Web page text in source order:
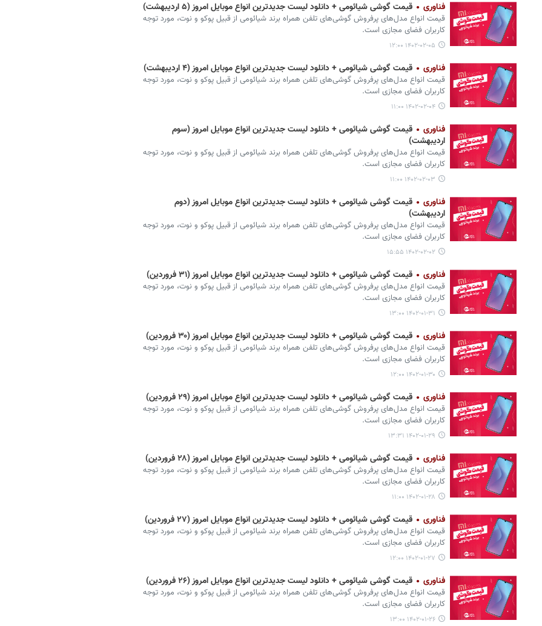
فناوری قیمت گوشی‌ شیائومی + دانلود لیست جدیدترین انواع موبایل امروز (۵ اردیبهشت)
قیمت انواع مدل‌های پرفروش گوشی‌های تلفن همراه برند شیائومی از قبیل پوکو و نوت، مورد توجه
کاربران فضای مجازی است.
۱۴۰۲-۰۲-۰۵ ۱۲:۰۰
فناوری قیمت گوشی‌ شیائومی + دانلود لیست جدیدترین انواع موبایل امروز (۴ اردیبهشت)
قیمت انواع مدل‌های پرفروش گوشی‌های تلفن همراه برند شیائومی از قبیل پوکو و نوت، مورد توجه
کاربران فضای مجازی است.
۱۴۰۲-۰۲-۰۴ ۱۱:۰۰
فناوری
قیمت گوشی‌ شیائومی + دانلود لیست جدیدترین انواع موبایل امروز (سوم
اردیبهشت)
قیمت انواع مدل‌های پرفروش گوشی‌های تلفن همراه برند شیائومی از قبیل پوکو و نوت، مورد توجه
کاربران فضای مجازی است.
۱۴۰۲-۰۲-۰۳ ۱۱:۰۰
فناوری
قیمت گوشی‌ شیائومی + دانلود لیست جدیدترین انواع موبایل امروز (دوم
اردیبهشت)
قیمت انواع مدل‌های پرفروش گوشی‌های تلفن همراه برند شیائومی از قبیل پوکو و نوت، مورد توجه
کاربران فضای مجازی است.
۱۴۰۲-۰۲-۰۲ ۱۵:۵۵
فناوری قیمت گوشی‌ شیائومی + دانلود لیست جدیدترین انواع موبایل امروز (۳۱ فروردین)
قیمت انواع مدل‌های پرفروش گوشی‌های تلفن همراه برند شیائومی از قبیل پوکو و نوت، مورد توجه
کاربران فضای مجازی است.
۱۴۰۲-۰۱-۳۱ ۱۳:۰۰
فناوری قیمت گوشی‌ شیائومی + دانلود لیست جدیدترین انواع موبایل امروز (۳۰ فروردین)
قیمت انواع مدل‌های پرفروش گوشی‌های تلفن همراه برند شیائومی از قبیل پوکو و نوت، مورد توجه
کاربران فضای مجازی است.
۱۴۰۲-۰۱-۳۰ ۱۲:۰۰
فناوری قیمت گوشی‌ شیائومی + دانلود لیست جدیدترین انواع موبایل امروز (۲۹ فروردین)
قیمت انواع مدل‌های پرفروش گوشی‌های تلفن همراه برند شیائومی از قبیل پوکو و نوت، مورد توجه
کاربران فضای مجازی است.
۱۴۰۲-۰۱-۲۹ ۱۳:۳۱
فناوری قیمت گوشی‌ شیائومی + دانلود لیست جدیدترین انواع موبایل امروز (۲۸ فروردین)
قیمت انواع مدل‌های پرفروش گوشی‌های تلفن همراه برند شیائومی از قبیل پوکو و نوت، مورد توجه
کاربران فضای مجازی است.
۱۴۰۲-۰۱-۲۸ ۱۱:۰۰
فناوری قیمت گوشی‌ شیائومی + دانلود لیست جدیدترین انواع موبایل امروز (۲۷ فروردین)
قیمت انواع مدل‌های پرفروش گوشی‌های تلفن همراه برند شیائومی از قبیل پوکو و نوت، مورد توجه
کاربران فضای مجازی است.
۱۴۰۲-۰۱-۲۷ ۱۲:۰۰
فناوری قیمت گوشی‌ شیائومی + دانلود لیست جدیدترین انواع موبایل امروز (۲۶ فروردین)
قیمت انواع مدل‌های پرفروش گوشی‌های تلفن همراه برند شیائومی از قبیل پوکو و نوت، مورد توجه
کاربران فضای مجازی است.
۱۴۰۲-۰۱-۲۶ ۱۳:۰۰